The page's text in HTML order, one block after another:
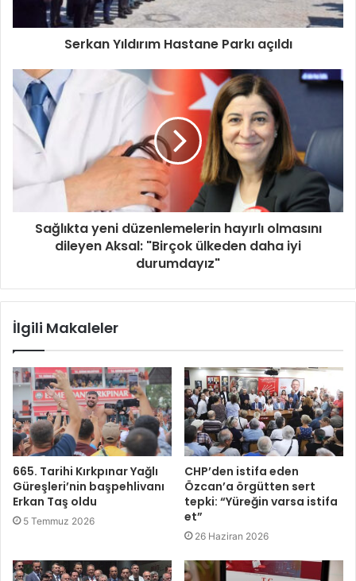
Serkan Yıldırım Hastane Parkı açıldı
Sağlıkta yeni düzenlemelerin hayırlı olmasını
dileyen Aksal: "Birçok ülkeden daha iyi
durumdayız"
İlgili Makaleler
665. Tarihi Kırkpınar Yağlı
Güreşleri’nin başpehlivanı
Erkan Taş oldu
5 Temmuz 2026
CHP’den istifa eden
Özcan’a örgütten sert
tepki: “Yüreğin varsa istifa
et”
26 Haziran 2026